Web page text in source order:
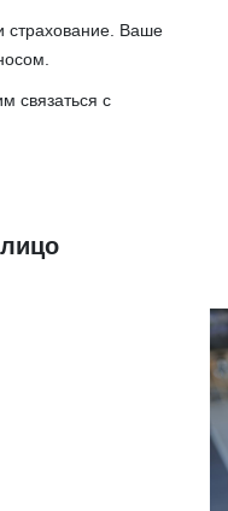
страхование. Ваше
связаться с